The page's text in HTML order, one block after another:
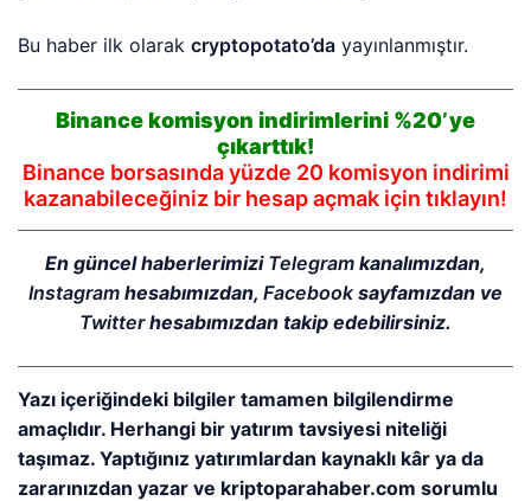
Bu haber ilk olarakcryptopotato’da yayınlanmıştır.
Binance komisyon indirimlerini %20’ye
çıkarttık!
Binance borsasında yüzde 20 komisyon indirimi
kazanabileceğiniz bir hesap açmak için tıklayın!
En güncel haberlerimizi Telegram kanalımızdan,
Instagramhesabımızdan, Facebooksayfamızdan ve
Twitterhesabımızdan takip edebilirsiniz.
Yazı içeriğindeki bilgiler tamamen bilgilendirme
amaçlıdır. Herhangi bir yatırım tavsiyesi niteliği
taşımaz. Yaptığınız yatırımlardan kaynaklı kâr ya da
zararınızdan yazar ve kriptoparahaber.com sorumlu